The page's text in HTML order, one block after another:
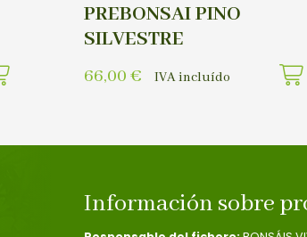
PREBONSAI PINO
SILVESTRE
66,00 € IVA incluído
Información sobre